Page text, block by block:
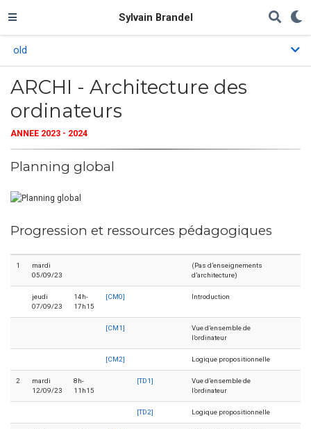
Sylvain Brandel
old
ARCHI - Architecture des
ordinateurs
ANNEE 2023 - 2024
Planning global
Progression et ressources pédagogiques
1
mardi
05/09/23
(Pas d’enseignements
d’architecture)
jeudi
07/09/23
14h-
17h15
[CM0] Introduction
[CM1]
Vue d’ensemble de
l’ordinateur
[CM2] Logique propositionnelle
2
mardi
12/09/23
8h-
11h15
[TD1]
Vue d’ensemble de
l’ordinateur
[TD2] Logique propositionnelle